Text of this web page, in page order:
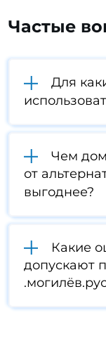
Частые
Для
Чем
от
выгоднее?
Какие
допускают